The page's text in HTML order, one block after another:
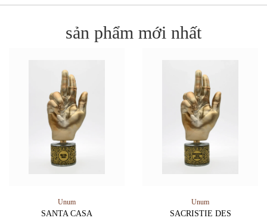
sản phẩm mới nhất
Unum
SANTA CASA
Unum
SACRISTIE DES